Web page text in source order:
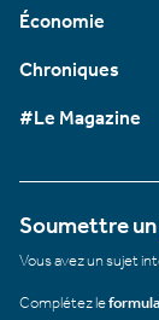
Économie
Chroniques
#Le Magazine
Soumettre
Vous avez un sujet
Complétez le